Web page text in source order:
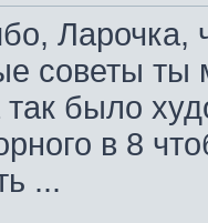
Ларочка,
советы ты
так было
в 8
...